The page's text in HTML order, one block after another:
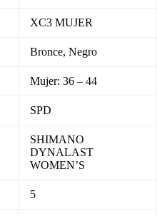
XC3 MUJER
Bronce, Negro
Mujer: 36 – 44
SPD
SHIMANO
DYNALAST
WOMEN’S
5